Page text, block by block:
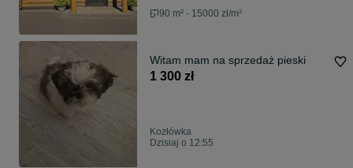
90 m² - 15000 zł/m²
Witam mam na sprzedaż pieski
1 300 zł
Kozłówka
Dzisiaj o 12:55